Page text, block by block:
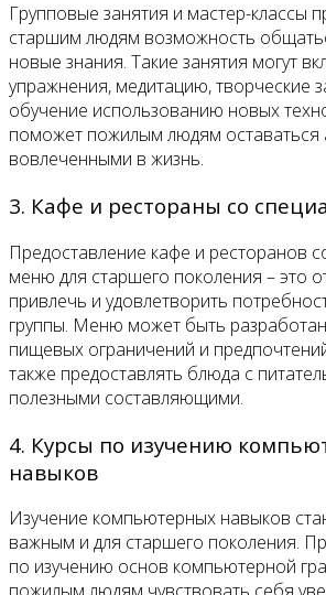
Групповые занятия и мастер-классы
старшим людям возможность
новые знания. Такие занятия могут
упражнения, медитацию, творческие
обучение использованию новых
поможет пожилым людям оставаться
вовлеченными в жизнь.
3. Кафе и рестораны со
Предоставление кафе и ресторанов
меню для старшего поколения – это
привлечь и удовлетворить
группы. Меню может быть
пищевых ограничений и
также предоставлять блюда с
полезными составляющими.
4. Курсы по изучению
навыков
Изучение компьютерных навыков
важным и для старшего поколения.
по изучению основ компьютерной